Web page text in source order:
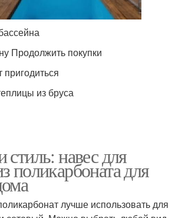
Продолжить покупки
из бруса
стиль: навес для
поликарбоната для
лучше использовать для